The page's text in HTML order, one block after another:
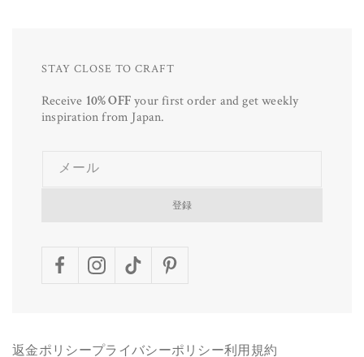
STAY CLOSE TO CRAFT
Receive 10% OFFyour first order and get weekly
inspiration from Japan.
メール
登録
FacebookInstagramTikTokPinterest
返金ポリシープライバシーポリシー利用規約